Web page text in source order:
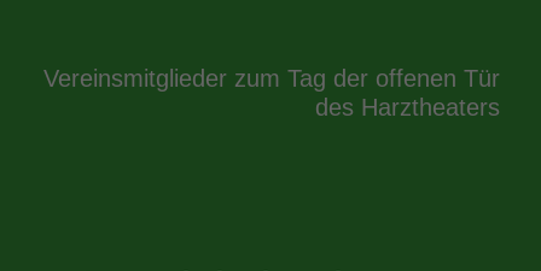
Vereinsmitglieder zum Tag der offenen Tür
des Harztheaters